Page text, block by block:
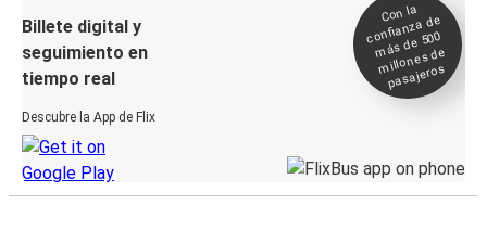
Billete digital y
seguimiento en
tiempo real
Descubre la App de Flix
Con la
confianza de
más de 500
millones de
pasajeros